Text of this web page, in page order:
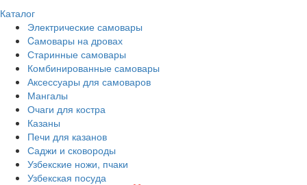
Каталог
Электрические самовары
Cамовары на дровах
Старинные самовары
Комбинированные самовары
Аксессуары для самоваров
Мангалы
Очаги для костра
Казаны
Печи для казанов
Саджи и сковороды
Узбекские ножи, пчаки
Узбекская посуда